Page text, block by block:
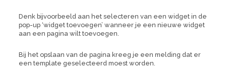
Denk bijvoorbeeld aan het selecteren van een widget in de
pop-up ‘widget toevoegen’ wanneer je een nieuwe widget
aan een pagina wilt toevoegen.
Bij het opslaan van de pagina kreeg je een melding dat er
een template geselecteerd moest worden.